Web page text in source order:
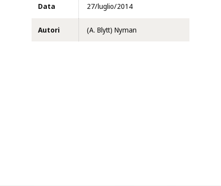
Data 27/luglio/2014
Autori (A. Blytt) Nyman